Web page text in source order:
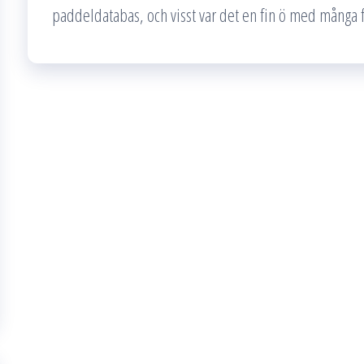
paddeldatabas, och visst var det en fin ö med